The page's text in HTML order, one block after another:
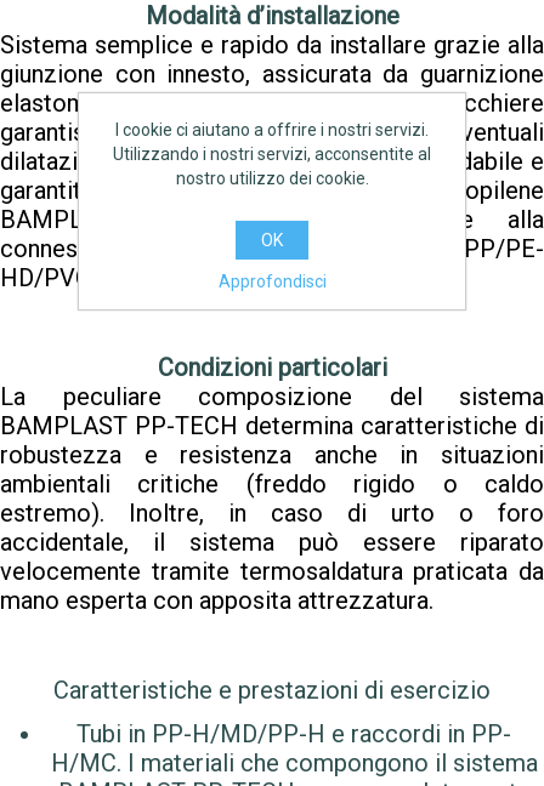
Modalità d’installazione
Sistema semplice e rapido da installare grazie alla
giunzione con innesto, assicurata da guarnizione
elastomerica. La connessione con bicchiere
garantisce l’adeguato spazio per eventuali
dilatazioni dell’impianto con una tenuta affidabile e
garantita nel tempo. Il sistema in polipropilene
BAMPLAST PP-TECH è compatibile alla
connessione con altri materiali plastici in PP/PE-
HD/PVC nei diametri standard.
Condizioni particolari
La peculiare composizione del sistema
BAMPLAST PP-TECH determina caratteristiche di
robustezza e resistenza anche in situazioni
ambientali critiche (freddo rigido o caldo
estremo). Inoltre, in caso di urto o foro
accidentale, il sistema può essere riparato
velocemente tramite termosaldatura praticata da
mano esperta con apposita attrezzatura.
Caratteristiche e prestazioni di esercizio
Tubi in PP-H/MD/PP-H e raccordi in PP-
H/MC. I materiali che compongono il sistema
I cookie ci aiutano a offrire i nostri servizi.
Utilizzando i nostri servizi, acconsentite al
nostro utilizzo dei cookie.
OK
Approfondisci